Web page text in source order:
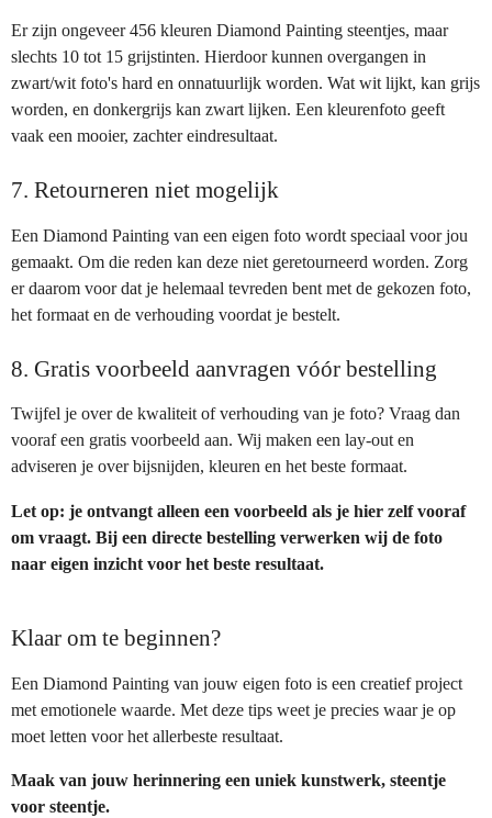
Er zijn ongeveer 456 kleuren Diamond Painting steentjes, maar
slechts 10 tot 15 grijstinten. Hierdoor kunnen overgangen in
zwart/wit foto's hard en onnatuurlijk worden. Wat wit lijkt, kan grijs
worden, en donkergrijs kan zwart lijken. Een kleurenfoto geeft
vaak een mooier, zachter eindresultaat.
7. Retourneren niet mogelijk
Een Diamond Painting van een eigen foto wordt speciaal voor jou
gemaakt. Om die reden kan deze niet geretourneerd worden. Zorg
er daarom voor dat je helemaal tevreden bent met de gekozen foto,
het formaat en de verhouding voordat je bestelt.
8. Gratis voorbeeld aanvragen vóór bestelling
Twijfel je over de kwaliteit of verhouding van je foto? Vraag dan
vooraf een gratis voorbeeld aan. Wij maken een lay-out en
adviseren je over bijsnijden, kleuren en het beste formaat.
Let op: je ontvangt alleen een voorbeeld als je hier zelf vooraf
om vraagt. Bij een directe bestelling verwerken wij de foto
naar eigen inzicht voor het beste resultaat.
Klaar om te beginnen?
Een Diamond Painting van jouw eigen foto is een creatief project
met emotionele waarde. Met deze tips weet je precies waar je op
moet letten voor het allerbeste resultaat.
Maak van jouw herinnering een uniek kunstwerk, steentje
voor steentje.